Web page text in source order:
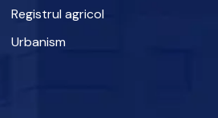
Registrul agricol
Urbanism